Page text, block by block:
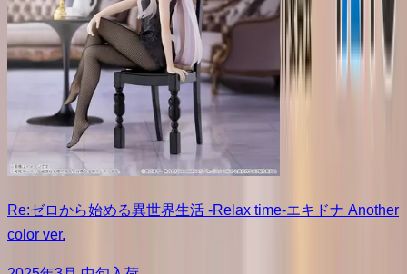
Re:ゼロから始める異世界生活 -Relax time-エキドナ Another
color ver.